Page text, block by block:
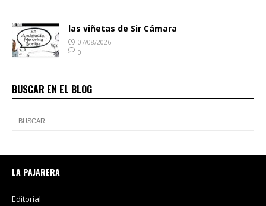
las viñetas de Sir Cámara
07/08/2026
0
BUSCAR EN EL BLOG
LA PAJARERA
Editorial